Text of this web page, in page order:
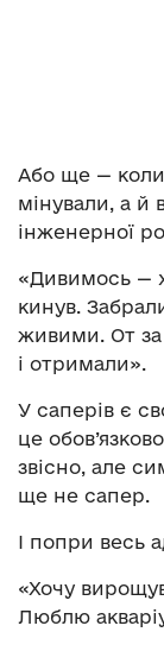
Або ще —
мінували, а й
інженерної
«Дивимось —
кинув.
живими. От за
і отримали».
У саперів є
це
звісно, але
ще не сапер.
І попри весь
«Хочу
Люблю